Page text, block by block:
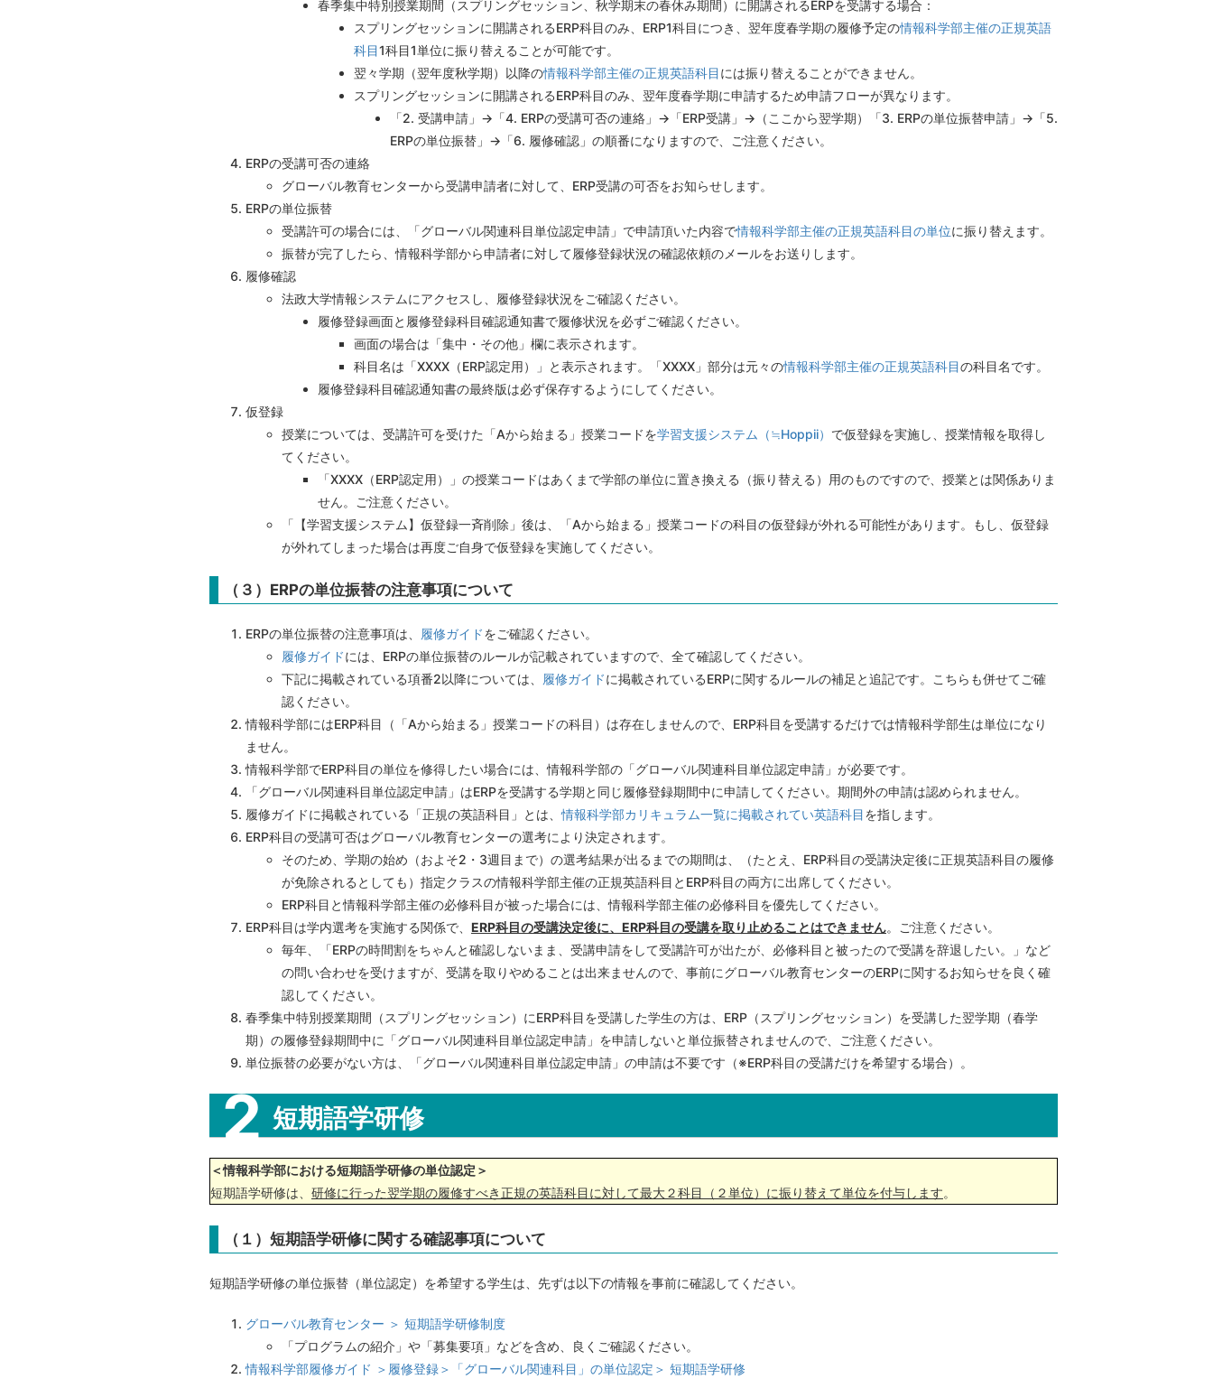
春季集中特別授業期間（スプリングセッション、秋学期末の春休み期間）に開講されるERPを受講する場合：
スプリングセッションに開講されるERP科目のみ、ERP1科目につき、翌年度春学期の履修予定の情報科学部主催の正規英語
科目1科目1単位に振り替えることが可能です。
翌々学期（翌年度秋学期）以降の情報科学部主催の正規英語科目には振り替えることができません。
スプリングセッションに開講されるERP科目のみ、翌年度春学期に申請するため申請フローが異なります。
「2. 受講申請」→「4. ERPの受講可否の連絡」→「ERP受講」→（ここから翌学期）「3. ERPの単位振替申請」→「5.
ERPの単位振替」→「6. 履修確認」の順番になりますので、ご注意ください。
ERPの受講可否の連絡
グローバル教育センターから受講申請者に対して、ERP受講の可否をお知らせします。
ERPの単位振替
受講許可の場合には、「グローバル関連科目単位認定申請」で申請頂いた内容で情報科学部主催の正規英語科目の単位に振り替えます。
振替が完了したら、情報科学部から申請者に対して履修登録状況の確認依頼のメールをお送りします。
履修確認
法政大学情報システムにアクセスし、履修登録状況をご確認ください。
履修登録画面と履修登録科目確認通知書で履修状況を必ずご確認ください。
画面の場合は「集中・その他」欄に表示されます。
科目名は「XXXX（ERP認定用）」と表示されます。「XXXX」部分は元々の情報科学部主催の正規英語科目の科目名です。
履修登録科目確認通知書の最終版は必ず保存するようにしてください。
仮登録
授業については、受講許可を受けた「Aから始まる」授業コードを学習支援システム（≒Hoppii） で仮登録を実施し、 授業情報を取得し
てください。
「XXXX（ERP認定用）」 の授業コードはあくまで学部の単位に置き換える（振り替える）用のものですので、授業とは関係ありま
せん。ご注意ください。
「【学習支援システム】仮登録一斉削除」後は、「Aから始まる」授業コードの科目の仮登録が外れる可能性があります。もし、仮登録
が外れてしまった場合は再度ご自身で仮登録を実施してください。
（３）ERPの単位振替の注意事項について
ERPの単位振替の注意事項は、 履修ガイドをご確認ください。
履修ガイドには、ERPの単位振替のルールが記載されていますので、全て確認してください。
下記に掲載されている項番2以降については、
履修ガイドに掲載されているERPに関するルールの補足と追記です。こちらも併せてご確
認ください。
情報科学部にはERP科目（「Aから始まる」授業コードの科目）は存在しませんので、ERP科目を受講するだけでは情報科学部生は単位になり
ません。
情報科学部でERP科目の単位を修得したい場合には、情報科学部の「グローバル関連科目単位認定申請」が必要です。
「グローバル関連科目単位認定申請」はERPを受講する学期と同じ履修登録期間中に申請してください。期間外の申請は認められません。
履修ガイドに掲載されている「正規の英語科目」とは、情報科学部カリキュラム一覧に掲載されてい英語科目を指します。
ERP科目の受講可否はグローバル教育センターの選考により決定されます。
そのため、学期の始め（およそ2・3週目まで）の選考結果が出るまでの期間は、（たとえ、ERP科目の受講決定後に正規英語科目の履修
が免除されるとしても）指定クラスの情報科学部主催の正規英語科目とERP科目の両方に出席してください。
ERP科目と情報科学部主催の必修科目が被った場合には、情報科学部主催の必修科目を優先してください。
ERP科目は学内選考を実施する関係で、 ERP科目の受講決定後に、ERP科目の受講を取り止めることはできません。ご注意ください。
毎年、「ERPの時間割をちゃんと確認しないまま、受講申請をして受講許可が出たが、必修科目と被ったので受講を辞退したい。」など
の問い合わせを受けますが、受講を取りやめることは出来ませんので、事前にグローバル教育センターのERPに関するお知らせを良く確
認してください。
春季集中特別授業期間（スプリングセッション）にERP科目を受講した学生の方は、ERP（スプリングセッション）を受講した翌学期（春学
期）の履修登録期間中に「グローバル関連科目単位認定申請」を申請しないと単位振替されませんので、ご注意ください。
単位振替の必要がない方は、「グローバル関連科目単位認定申請」の申請は不要です（※ERP科目の受講だけを希望する場合）。
短期語学研修
＜情報科学部における短期語学研修の単位認定＞
短期語学研修は、 研修に行った翌学期の履修すべき正規の英語科目に対して最大２科目（２単位）に振り替えて単位を付与します。
（１）短期語学研修に関する確認事項について
短期語学研修の単位振替（単位認定）を希望する学生は、先ずは以下の情報を事前に確認してください。
グローバル教育センター ＞ 短期語学研修制度
「プログラムの紹介」や「募集要項」などを含め、良くご確認ください。
情報科学部履修ガイド ＞履修登録＞「グローバル関連科目」の単位認定＞ 短期語学研修